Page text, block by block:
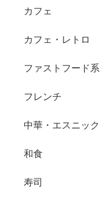
カフェ
カフェ・レトロ
ファストフード系
フレンチ
中華・エスニック
和食
寿司